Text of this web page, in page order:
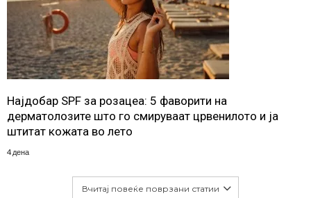
Најдобар SPF за розацеа: 5 фаворити на
дерматолозите што го смируваат црвенилото и ја
штитат кожата во лето
4 дена
Вчитај повеќе поврзани статии